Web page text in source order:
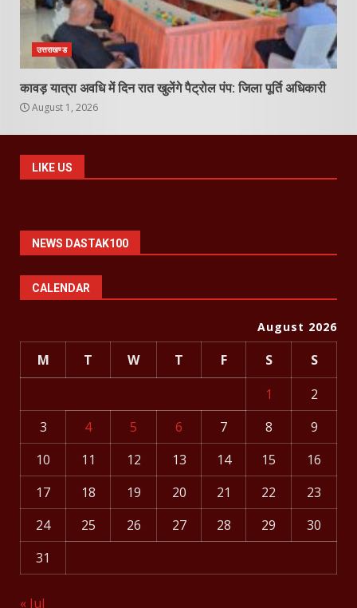
उत्तराखण्ड
कावड़ यात्रा अवधि में दिन रात खुलेंगे पैट्रोल पंप: जिला पूर्ति अधिकारी
August 1, 2026
LIKE US
NEWS DASTAK100
CALENDAR
August 2026
M T W T F S
S
1
2
3
4 5 6 7 8
9
10
11 12 13 14 15
16
17
18 19 20 21 22
23
24
25 26 27 28 29
30
31
« Jul